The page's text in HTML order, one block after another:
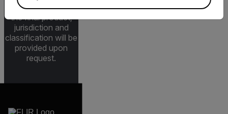
specifications for
the final product;
jurisdiction and
classification will be
provided upon
request.